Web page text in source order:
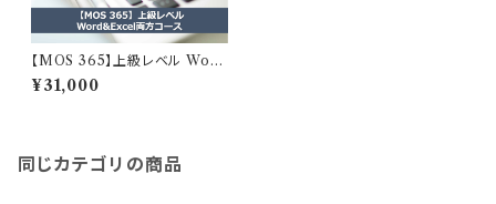
【MOS 365】上級レベル Word
&Excel両方コース
¥31,000
同じカテゴリの商品